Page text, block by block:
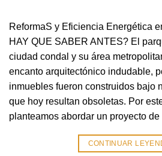
ReformaS y Eficiencia Energética
HAY QUE SABER ANTES? El
ciudad condal y su área
encanto arquitectónico indudable,
inmuebles fueron construidos bajo
que hoy resultan obsoletas. Por
planteamos abordar un proyecto
CONTINUAR